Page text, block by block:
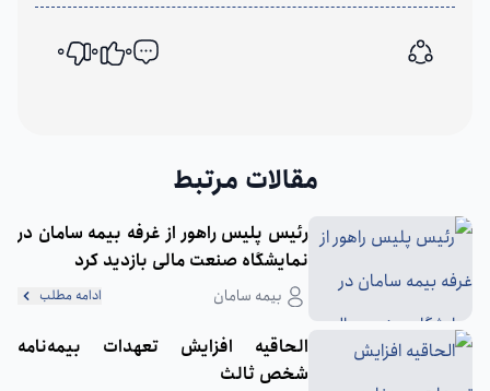
اشتراک گذاری
0
0
0
مقالات مرتبط
رئیس پلیس راهور از غرفه بیمه سامان در
نمایشگاه صنعت مالی بازدید کرد
بیمه سامان ادامه مطلب
الحاقيه افزايش تعهدات بيمه‌نامه
شخص ثالث